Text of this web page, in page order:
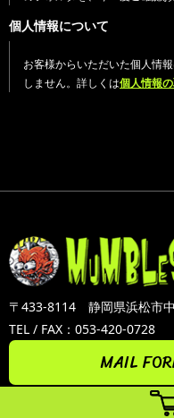
個人情報について
お客様からいただいた個人情
しません。詳しくは個人情報
〒433-8114 静岡県浜松市
TEL / FAX：053-420-0728
MAIL